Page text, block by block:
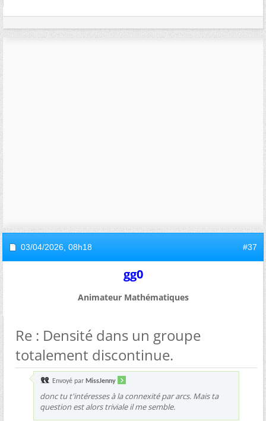
03/04/2026, 08h18 #37
gg0
Animateur Mathématiques
Re : Densité dans un groupe
totalement discontinue.
Envoyé par MissJenny
donc tu t'intéresses à la connexité par arcs. Mais ta
question est alors triviale il me semble.